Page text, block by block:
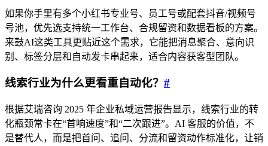
如果你手里有多个小红书专业号、员工号或配套抖音/视频号
号池，优先选支持统一工作台、合规留资和数据看板的方案。
来鼓AI这类工具更贴近这个需求，它能把消息聚合、意向识
别、标签分层和自动发卡串起来，适合内容获客型团队。
线索行业为什么更看重自动化？ #
根据艾瑞咨询 2025 年企业私域运营报告显示，线索行业的转
化瓶颈常卡在“首响速度”和“二次跟进”。AI 客服的价值，不
是替代人，而是把首问、追问、分流和留资动作标准化，让销